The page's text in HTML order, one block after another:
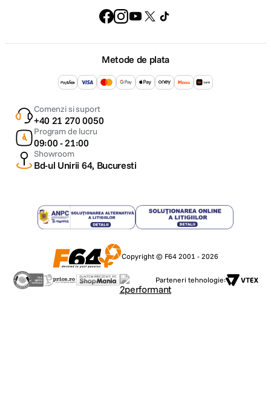
Metode de plata
Comenzi si suport
+40 21 270 0050
Program de lucru
09:00 - 21:00
Showroom
Bd-ul Unirii 64, Bucuresti
Copyright © F64 2001 - 2026
Parteneri tehnologie: